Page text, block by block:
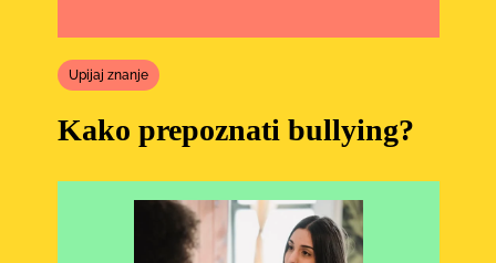
Upijaj znanje
Kako prepoznati bullying?